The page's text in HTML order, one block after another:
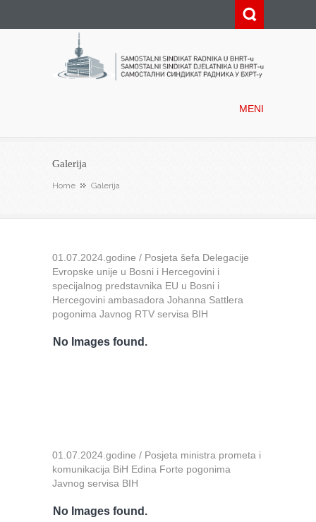
MENI
Galerija
Home Galerija
01.07.2024.godine / Posjeta šefa Delegacije
Evropske unije u Bosni i Hercegovini i
specijalnog predstavnika EU u Bosni i
Hercegovini ambasadora Johanna Sattlera
pogonima Javnog RTV servisa BIH
No Images found.
01.07.2024.godine / Posjeta ministra prometa i
komunikacija BiH Edina Forte pogonima
Javnog servisa BIH
No Images found.